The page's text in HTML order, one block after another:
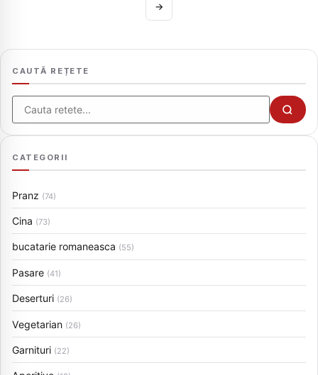
→
CAUTĂ REȚETE
Cauta
CATEGORII
Pranz (74)
Cina (73)
bucatarie romaneasca (55)
Pasare (41)
Deserturi (26)
Vegetarian (26)
Garnituri (22)